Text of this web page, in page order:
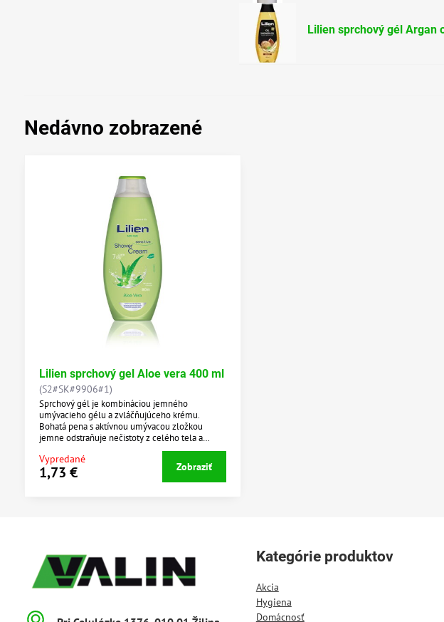
Lilien sprchový gél Argan
Nedávno zobrazené
Lilien sprchový gel Aloe vera 400 ml
(S2#SK#9906#1)
Sprchový gél je kombináciou jemného
umývacieho gélu a zvláčňujúceho krému.
Bohatá pena s aktívnou umývacou zložkou
jemne odstraňuje nečistoty z celého tela a
dodáva tak pocit sviežosti a čistoty. Špeciálne
zloženie účinne chráni pokožku pred vysušením.
Vyniká svojou príjemnou a dlhotrvajúcou vôňou.
Vypredané
1,73 € Zobraziť
Kategórie produktov
Akcia
Hygiena
Domácnosť